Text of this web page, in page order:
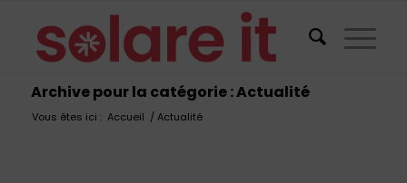
Archive pour la catégorie : Actualité
Vous êtes ici : Accueil / Actualité